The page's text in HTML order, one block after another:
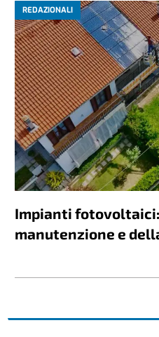
REDAZIONALI
Impianti
manutenzione e